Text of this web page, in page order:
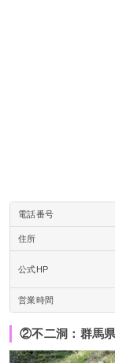
電話番号
住所
公式HP
営業時間
②不二洞：群馬